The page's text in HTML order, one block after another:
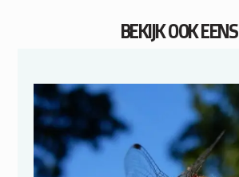
BEKIJK OOK EENS